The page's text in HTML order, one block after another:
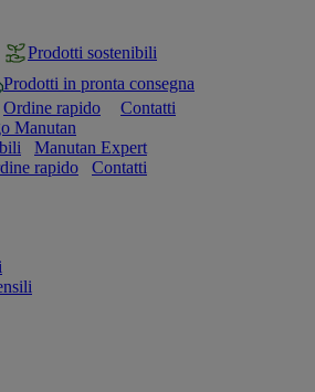
Prodotti sostenibili
Prodotti in pronta consegna
Ordine rapido Contatti
Manutan Expert
rapido
Contatti